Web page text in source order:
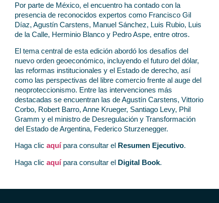
Por parte de México, el encuentro ha contado con la
presencia de reconocidos expertos como Francisco Gil
Díaz, Agustín Carstens, Manuel Sánchez, Luis Rubio, Luis
de la Calle, Herminio Blanco y Pedro Aspe, entre otros.
El tema central de esta edición abordó los desafíos del
nuevo orden geoeconómico, incluyendo el futuro del dólar,
las reformas institucionales y el Estado de derecho, así
como las perspectivas del libre comercio frente al auge del
neoproteccionismo. Entre las intervenciones más
destacadas se encuentran las de Agustín Carstens, Vittorio
Corbo, Robert Barro, Anne Krueger, Santiago Levy, Phil
Gramm y el ministro de Desregulación y Transformación
del Estado de Argentina, Federico Sturzenegger.
Haga clic aquí para consultar el Resumen Ejecutivo.
Haga clic aquípara consultar el Digital Book.